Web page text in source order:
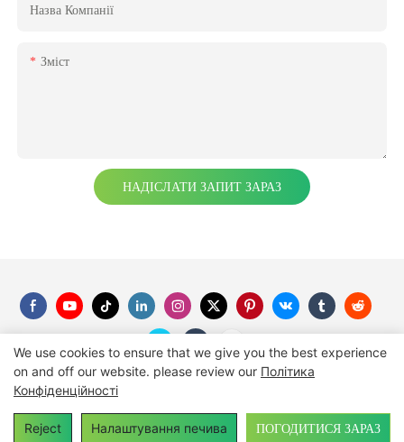
Назва Компанії
Зміст
НАДІСЛАТИ ЗАПИТ ЗАРАЗ
Copyright © 2026 suncgroup.com|Мая
We use cookies to ensure that we give you the best experience
on and off our website. please review our Політика
Конфіденційності
Reject Налаштування печива ПОГОДИТИСЯ ЗАРАЗ